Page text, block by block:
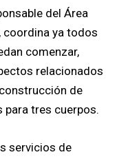
del Área
coordina ya todos
comenzar,
relacionados
de
tres cuerpos.
servicios de